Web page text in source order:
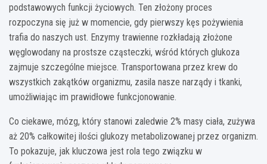
podstawowych funkcji życiowych. Ten złożony proces
rozpoczyna się już w momencie, gdy pierwszy kęs pożywienia
trafia do naszych ust. Enzymy trawienne rozkładają złożone
węglowodany na prostsze cząsteczki, wśród których glukoza
zajmuje szczególne miejsce. Transportowana przez krew do
wszystkich zakątków organizmu, zasila nasze narządy i tkanki,
umożliwiając im prawidłowe funkcjonowanie.
Co ciekawe, mózg, który stanowi zaledwie 2% masy ciała, zużywa
aż 20% całkowitej ilości glukozy metabolizowanej przez organizm.
To pokazuje, jak kluczowa jest rola tego związku w